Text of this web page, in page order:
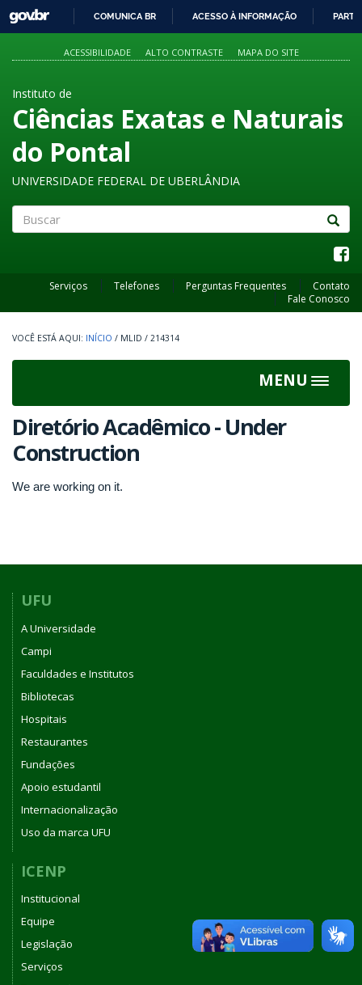
PARA
O
GOVBR
COMUNICA BR ACESSO À INFORMAÇÃO
ACESSIBILIDADE ALTO CONTRASTE MAPA DO SITE
Instituto de
Ciências Exatas e Naturais
do Pontal
UNIVERSIDADE FEDERAL DE UBERLÂNDIA
Serviços Telefones Perguntas Frequentes
Contato
Fale Conosco
INÍCIO / MLID / 214314
MENU
Toggle
Diretório Acadêmico - Under
Construction
We are working on it.
UFU
A Universidade
Campi
Faculdades e Institutos
Bibliotecas
Hospitais
Restaurantes
Fundações
Apoio estudantil
Internacionalização
Uso da marca UFU
ICENP
Institucional
Equipe
Legislação
Serviços